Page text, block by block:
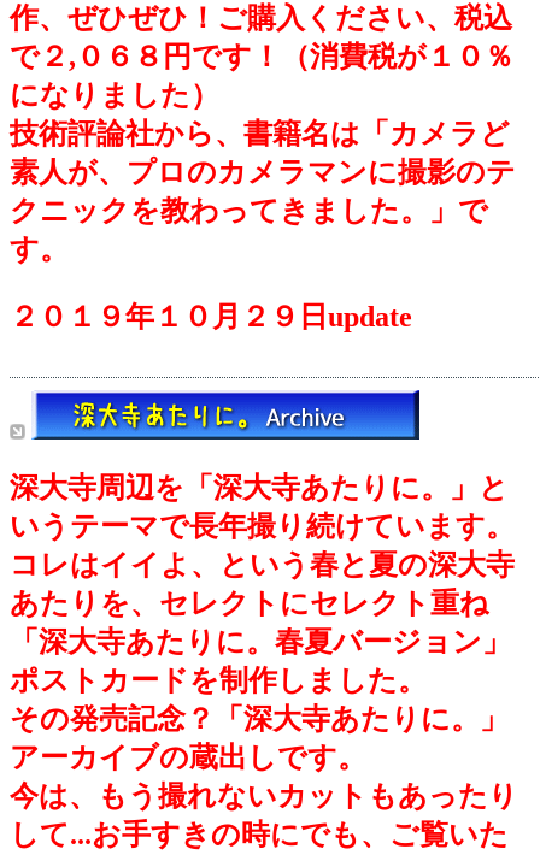
作、ぜひぜひ！ご購入ください、税込
で２,０６８円です！（消費税が１０％
になりました）
技術評論社から、書籍名は「カメラど
素人が、プロのカメラマンに撮影のテ
クニックを教わってきました。」で
す。
２０１９年１０月２９日update
深大寺周辺を「深大寺あたりに。」と
いうテーマで長年撮り続けています。
コレはイイよ、という春と夏の深大寺
あたりを、セレクトにセレクト重ね
「深大寺あたりに。春夏バージョン」
ポストカードを制作しました。
その発売記念？「深大寺あたりに。」
アーカイブの蔵出しです。
今は、もう撮れないカットもあったり
して...お手すきの時にでも、ご覧いた